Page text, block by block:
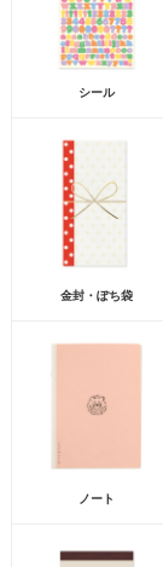
シール
金封・ぽち袋
ノート